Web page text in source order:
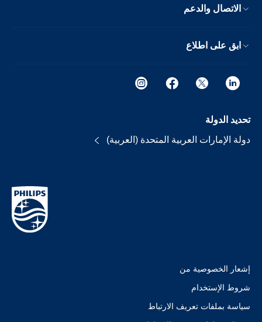
الاتصال والدعم
ابق على اطلاع
تحديد الدولة
دولة الإمارات العربية المتحدة (العربية)
إشعار الخصوصية من
شروط الإستخدام
سياسة بملفات تعريف الارتباط